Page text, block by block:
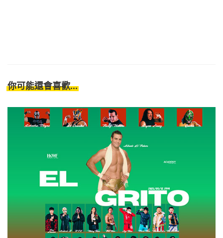
你可能還會喜歡...